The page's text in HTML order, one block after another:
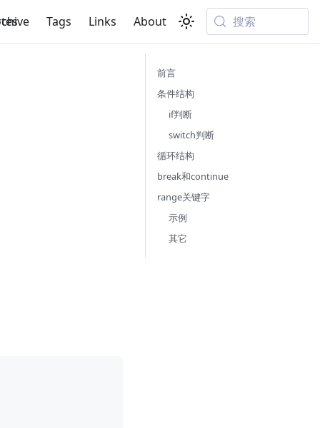
Tags Links About 搜索
前言
条件结构
if判断
switch判断
循环结构
break和continue
range关键字
示例
其它